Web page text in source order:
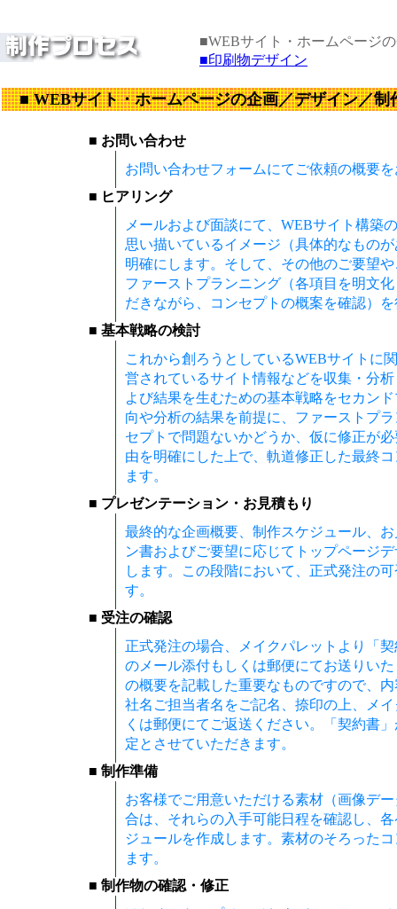
■WEBサイト・ホームページ
■印刷物デザイン
■ WEBサイト・ホームページの企画／デザイン／制
■ お問い合わせ
お問い合わせフォームにてご依頼の概要
■ ヒアリング
メールおよび面談にて、WEBサイト構築
思い描いているイメージ（具体的なもの
明確にします。そして、その他のご要望
ファーストプランニング（各項目を明文
だきながら、コンセプトの概案を確認）
■ 基本戦略の検討
これから創ろうとしているWEBサイトに
営されているサイト情報などを収集・分
よび結果を生むための基本戦略をセカン
向や分析の結果を前提に、ファーストプ
セプトで問題ないかどうか、仮に修正が
由を明確にした上で、軌道修正した最終
ます。
■ プレゼンテーション・お見積もり
最終的な企画概要、制作スケジュール、
ン書およびご要望に応じてトップページ
します。この段階において、正式発注の
す。
■ 受注の確認
正式発注の場合、メイクパレットより「
のメール添付もしくは郵便にてお送りい
の概要を記載した重要なものですので、
社名ご担当者名をご記名、捺印の上、メ
くは郵便にてご返送ください。「契約書
定とさせていただきます。
■ 制作準備
お客様でご用意いただける素材（画像デ
合は、それらの入手可能日程を確認し、
ジュールを作成します。素材のそろった
ます。
■ 制作物の確認・修正